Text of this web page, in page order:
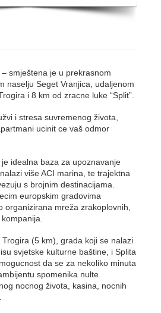
smještena je u prekrasnom
naselju Seget Vranjica, udaljenom
i 8 km od zracne luke “Split”.
i stresa suvremenog života,
ucinit ce vaš odmor
idealna baza za upoznavanje
više ACI marina, te trajektna
s brojnim destinacijama.
europskim gradovima
organizirana mreža zrakoplovnih,
(5 km), grada koji se nalazi
svjetske kulturne baštine, i Splita
da se za nekoliko minuta
spomenika nulte
nocnog života, kasina, nocnih